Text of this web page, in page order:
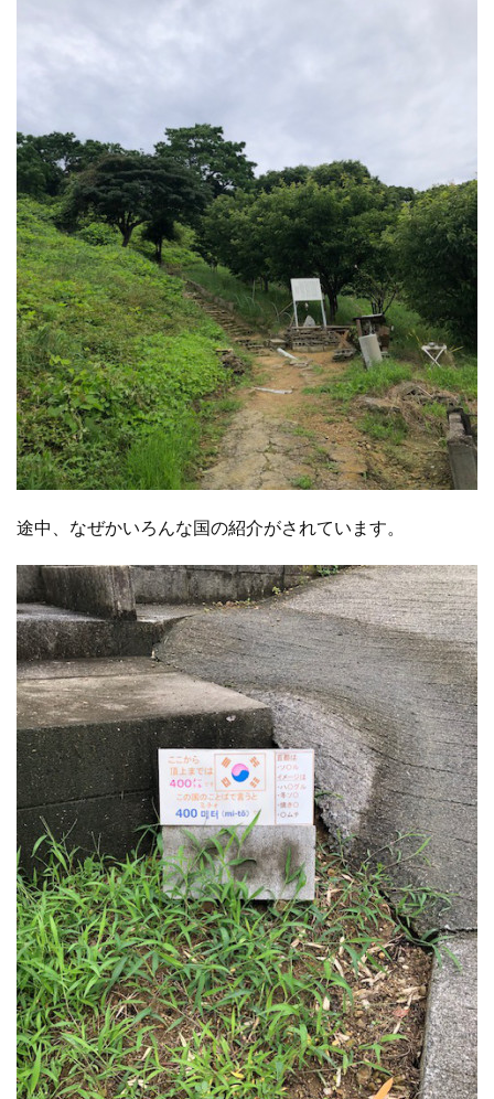
途中、なぜかいろんな国の紹介がされています。